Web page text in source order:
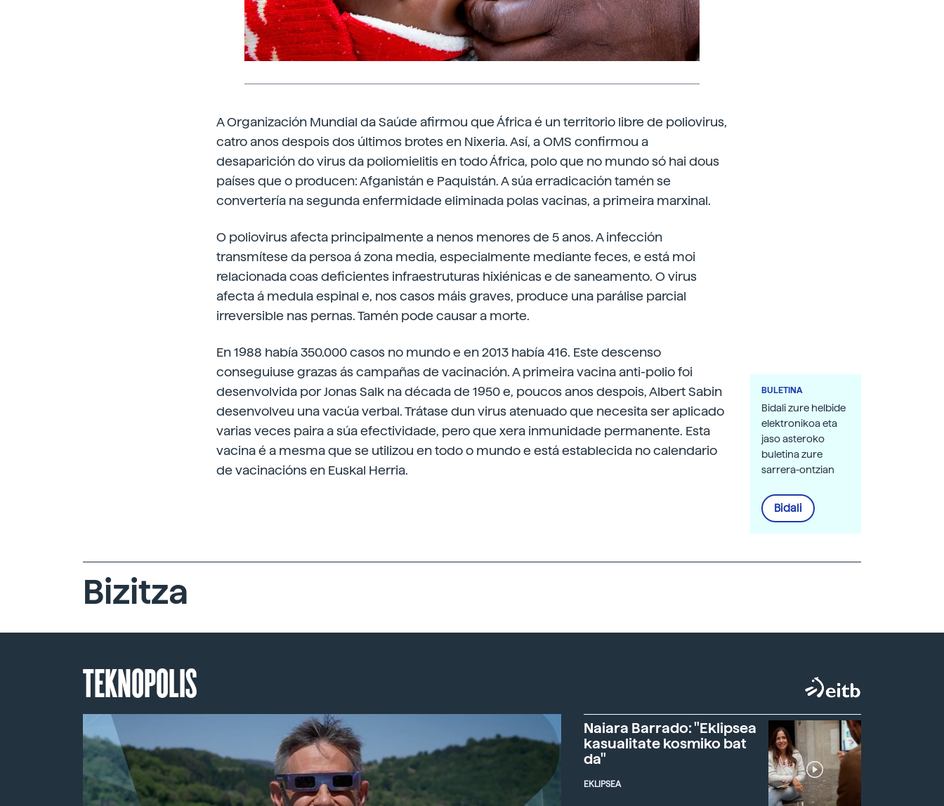
A Organización Mundial da Saúde afirmou que África é un territorio libre de poliovirus,
catro anos despois dos últimos brotes en Nixeria. Así, a OMS confirmou a
desaparición do virus da poliomielitis en todo África, polo que no mundo só hai dous
países que o producen: Afganistán e Paquistán. A súa erradicación tamén se
convertería na segunda enfermidade eliminada polas vacinas, a primeira marxinal.
O poliovirus afecta principalmente a nenos menores de 5 anos. A infección
transmítese da persoa á zona media, especialmente mediante feces, e está moi
relacionada coas deficientes infraestruturas hixiénicas e de saneamento. O virus
afecta á medula espinal e, nos casos máis graves, produce una parálise parcial
irreversible nas pernas. Tamén pode causar a morte.
En 1988 había 350.000 casos no mundo e en 2013 había 416. Este descenso
conseguiuse grazas ás campañas de vacinación. A primeira vacina anti-polio foi
desenvolvida por Jonas Salk na década de 1950 e, poucos anos despois, Albert Sabin
desenvolveu una vacúa verbal. Trátase dun virus atenuado que necesita ser aplicado
varias veces paira a súa efectividade, pero que xera inmunidade permanente. Esta
vacina é a mesma que se utilizou en todo o mundo e está establecida no calendario
de vacinacións en Euskal Herria.
BULETINA
Bidali zure helbide
elektronikoa eta
jaso asteroko
buletina zure
sarrera-ontzian
Bidali
Bizitza
TEKNOPOLIS
Naiara Barrado: "Eklipsea
kasualitate kosmiko bat
da"
EKLIPSEA